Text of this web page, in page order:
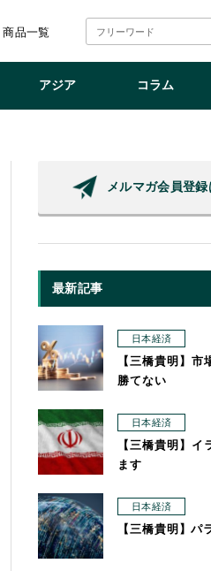
アジア コラム
商品一覧
メルマガ会員登
最新記事
日本経済
【三橋貴明】市
勝てない
日本経済
【三橋貴明】イ
ます
日本経済
【三橋貴明】パ